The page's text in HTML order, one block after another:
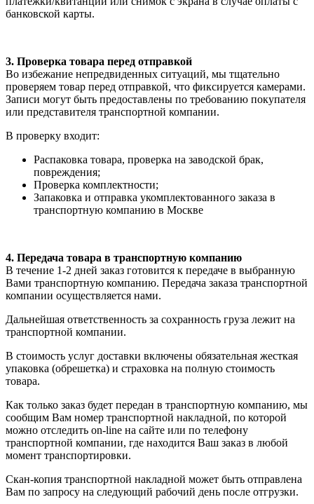
банковской карты.
3. Проверка товара перед отправкой
Во избежание непредвиденных ситуаций, мы тщательно
проверяем товар перед отправкой, что фиксируется камерами.
Записи могут быть предоставлены по требованию покупателя
или представителя транспортной компании.
В проверку входит:
Распаковка товара, проверка на заводской брак,
повреждения;
Проверка комплектности;
Запаковка и отправка укомплектованного заказа в
транспортную компанию в Москве
4. Передача товара в транспортную компанию
В течение 1-2 дней заказ готовится к передаче в выбранную
Вами транспортную компанию. Передача заказа транспортной
компании осуществляется нами.
Дальнейшая ответственность за сохранность груза лежит на
транспортной компании.
В стоимость услуг доставки включены обязательная жесткая
упаковка (обрешетка) и страховка на полную стоимость
товара.
Как только заказ будет передан в транспортную компанию, мы
сообщим Вам номер транспортной накладной, по которой
можно отследить on-line на сайте или по телефону
транспортной компании, где находится Ваш заказ в любой
момент транспортировки.
Скан-копия транспортной накладной может быть отправлена
Вам по запросу на следующий рабочий день после отгрузки.